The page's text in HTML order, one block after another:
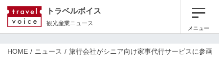
トラベルボイス
観光産業ニュース
メニュー
HOME ニュース 旅行会社がシニア向け家事代行サービスに参